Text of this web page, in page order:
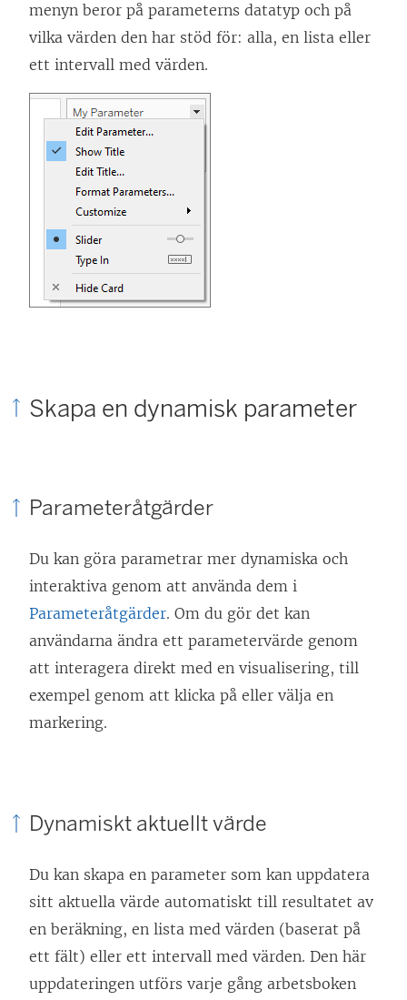
menyn beror på parameterns datatyp och på
vilka värden den har stöd för: alla, en lista eller
ett intervall med värden.
Skapa en dynamisk parameter
Parameteråtgärder
Du kan göra parametrar mer dynamiska och
interaktiva genom att använda dem i
Parameteråtgärder. Om du gör det kan
användarna ändra ett parametervärde genom
att interagera direkt med en visualisering, till
exempel genom att klicka på eller välja en
markering.
Dynamiskt aktuellt värde
Du kan skapa en parameter som kan uppdatera
sitt aktuella värde automatiskt till resultatet av
en beräkning, en lista med värden (baserat på
ett fält) eller ett intervall med värden. Den här
uppdateringen utförs varje gång arbetsboken